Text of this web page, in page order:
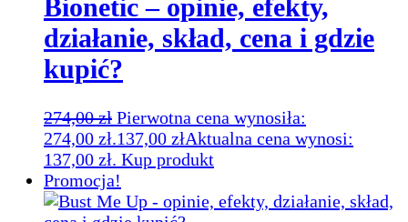
Bionetic – opinie, efekty,
działanie, skład, cena i gdzie
kupić?
274,00zł Pierwotna cena wynosiła:
274,00 zł.137,00 złAktualna cena wynosi:
137,00 zł. Kup produkt
Promocja!